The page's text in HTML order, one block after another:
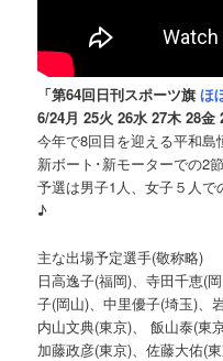
「第64回日刊スポーツ旗ほ
6/24月 25火 26水 27木 28金
今年で8回目を迎える平和島
新ボート･新モーターでの2
予選は男子1人、女子５人で
♪
主な出場予定選手(敬称略)
日高逸子(福岡)、寺田千恵(
子(岡山)、中里優子(埼玉)、
内山文典(東京)、 飯山泰(東
加藤政彦(東京)、佐藤大佑(